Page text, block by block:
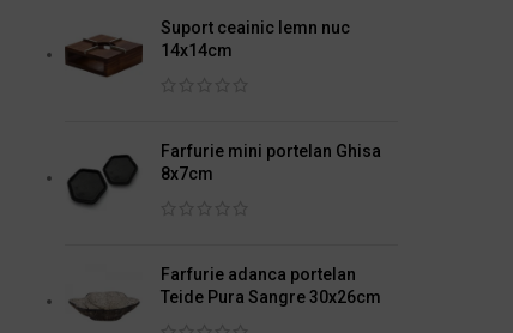
Suport ceainic lemn nuc
14x14cm
Farfurie mini portelan Ghisa
8x7cm
Farfurie adanca portelan
Teide Pura Sangre 30x26cm